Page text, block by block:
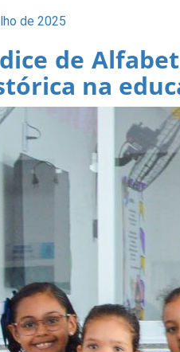
de 2025
de
na